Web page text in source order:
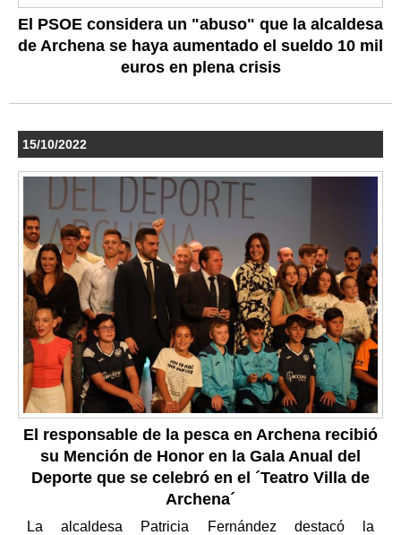
El PSOE considera un "abuso" que la alcaldesa
de Archena se haya aumentado el sueldo 10 mil
euros en plena crisis
15/10/2022
El responsable de la pesca en Archena recibió
su Mención de Honor en la Gala Anual del
Deporte que se celebró en el ´Teatro Villa de
Archena´
La alcaldesa Patricia Fernández destacó la